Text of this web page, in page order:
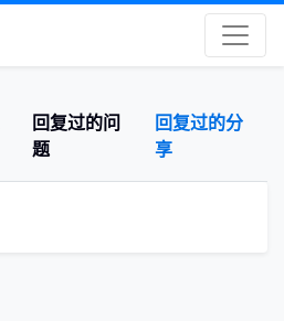
回复过的问
题
回复过的分
享